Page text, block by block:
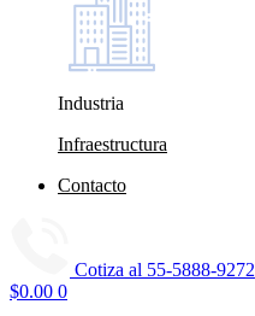
Industria
Infraestructura
Contacto
Cotiza al 55-5888-9272
$0.00 0